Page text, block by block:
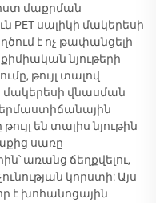
մաքրման
PET սալիկի մակերեսի
է ոչ թափանցելի
նյութերի
թույլ տալով
վնասման
են տալիս նյութին
սառը
առանց ճեղքվելու,
կորստի: Այս
է խոհանոցային